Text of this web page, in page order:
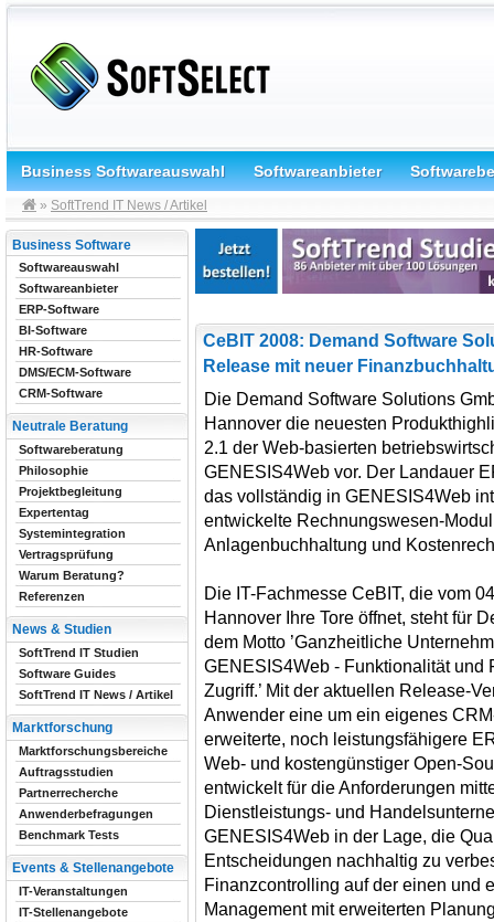
Business Softwareauswahl Softwareanbieter
» SoftTrend IT News / Artikel
CeBIT 2008: Demand Software
Release mit neuer
Die Demand Software Solutions
Hannover die neuesten
2.1 der Web-basierten
GENESIS4Web vor. Der Landauer
das vollständig in GENESIS4Web
entwickelte Rechnungswesen-
Anlagenbuchhaltung und
Die IT-Fachmesse CeBIT, die vom
Hannover Ihre Tore öffnet, steht für
dem Motto ’Ganzheitliche
GENESIS4Web - Funktionalität und
Zugriff.’ Mit der aktuellen Release-
Anwender eine um ein eigenes
erweiterte, noch leistungsfähigere
Web- und kostengünstiger Open-
entwickelt für die Anforderungen
Dienstleistungs- und
GENESIS4Web in der Lage, die
Entscheidungen nachhaltig zu
Finanzcontrolling auf der einen und
Management mit erweiterten
Business Software
Softwareauswahl
Softwareanbieter
ERP-Software
BI-Software
HR-Software
DMS/ECM-Software
CRM-Software
Neutrale Beratung
Softwareberatung
Philosophie
Projektbegleitung
Expertentag
Systemintegration
Vertragsprüfung
Warum Beratung?
Referenzen
News & Studien
SoftTrend IT Studien
Software Guides
SoftTrend IT News / Artikel
Marktforschung
Marktforschungsbereiche
Auftragsstudien
Partnerrecherche
Anwenderbefragungen
Benchmark Tests
Events & Stellenangebote
IT-Veranstaltungen
IT-Stellenangebote